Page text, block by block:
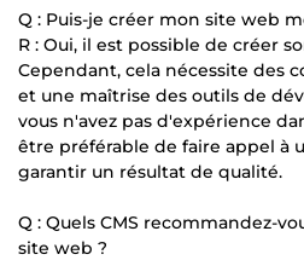
Q : Puis-je créer mon site web
R : Oui, il est possible de créer
Cependant, cela nécessite des
et une maîtrise des outils de
vous n'avez pas d'expérience
être préférable de faire appel à
garantir un résultat de qualité.
Q : Quels CMS recommandez-
site web ?